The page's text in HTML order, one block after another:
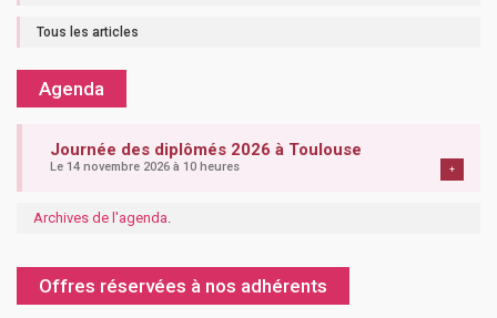
Tous les articles
Agenda
Journée des diplômés 2026 à Toulouse
Le 14 novembre 2026 à 10 heures +
Archives de l'agenda.
Offres réservées à nos adhérents